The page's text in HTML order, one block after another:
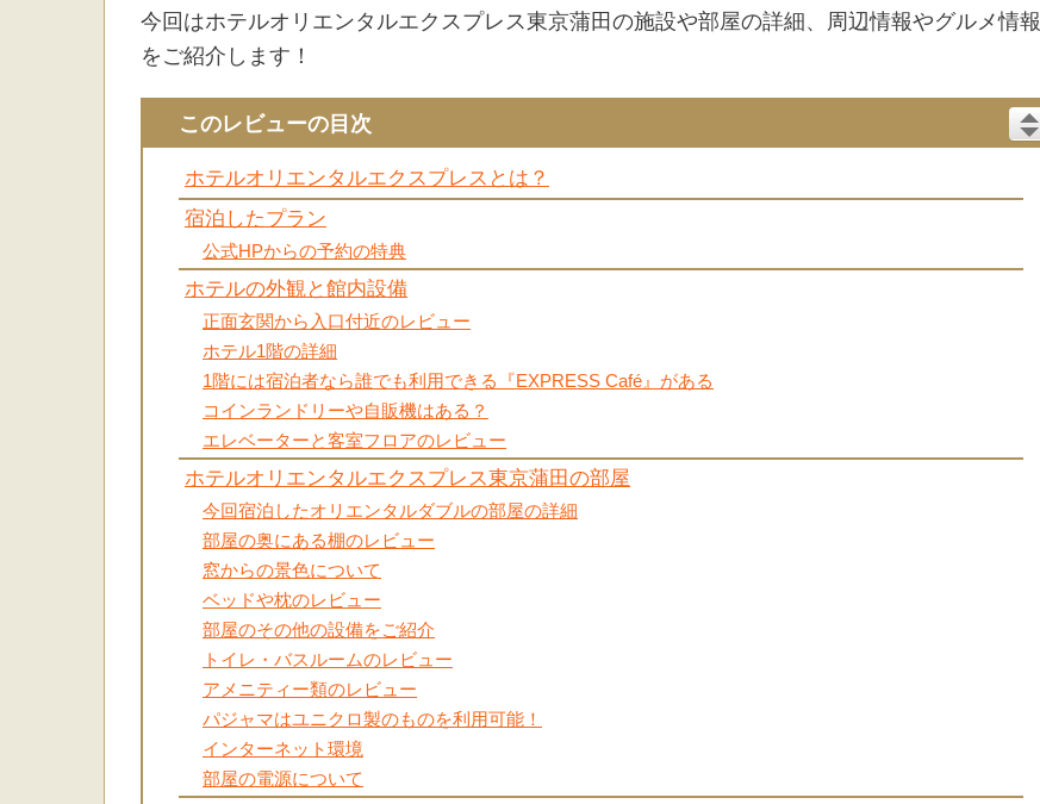
今回はホテルオリエンタルエクスプレス東京蒲田の施設や部屋の詳細、周辺情報やグルメ情報
をご紹介します！
このレビューの目次
ホテルオリエンタルエクスプレスとは？
宿泊したプラン
公式HPからの予約の特典
ホテルの外観と館内設備
正面玄関から入口付近のレビュー
ホテル1階の詳細
1階には宿泊者なら誰でも利用できる『EXPRESS Café』がある
コインランドリーや自販機はある？
エレベーターと客室フロアのレビュー
ホテルオリエンタルエクスプレス東京蒲田の部屋
今回宿泊したオリエンタルダブルの部屋の詳細
部屋の奥にある棚のレビュー
窓からの景色について
ベッドや枕のレビュー
部屋のその他の設備をご紹介
トイレ・バスルームのレビュー
アメニティー類のレビュー
パジャマはユニクロ製のものを利用可能！
インターネット環境
部屋の電源について